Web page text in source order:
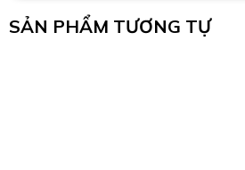
SẢN PHẨM TƯƠNG TỰ